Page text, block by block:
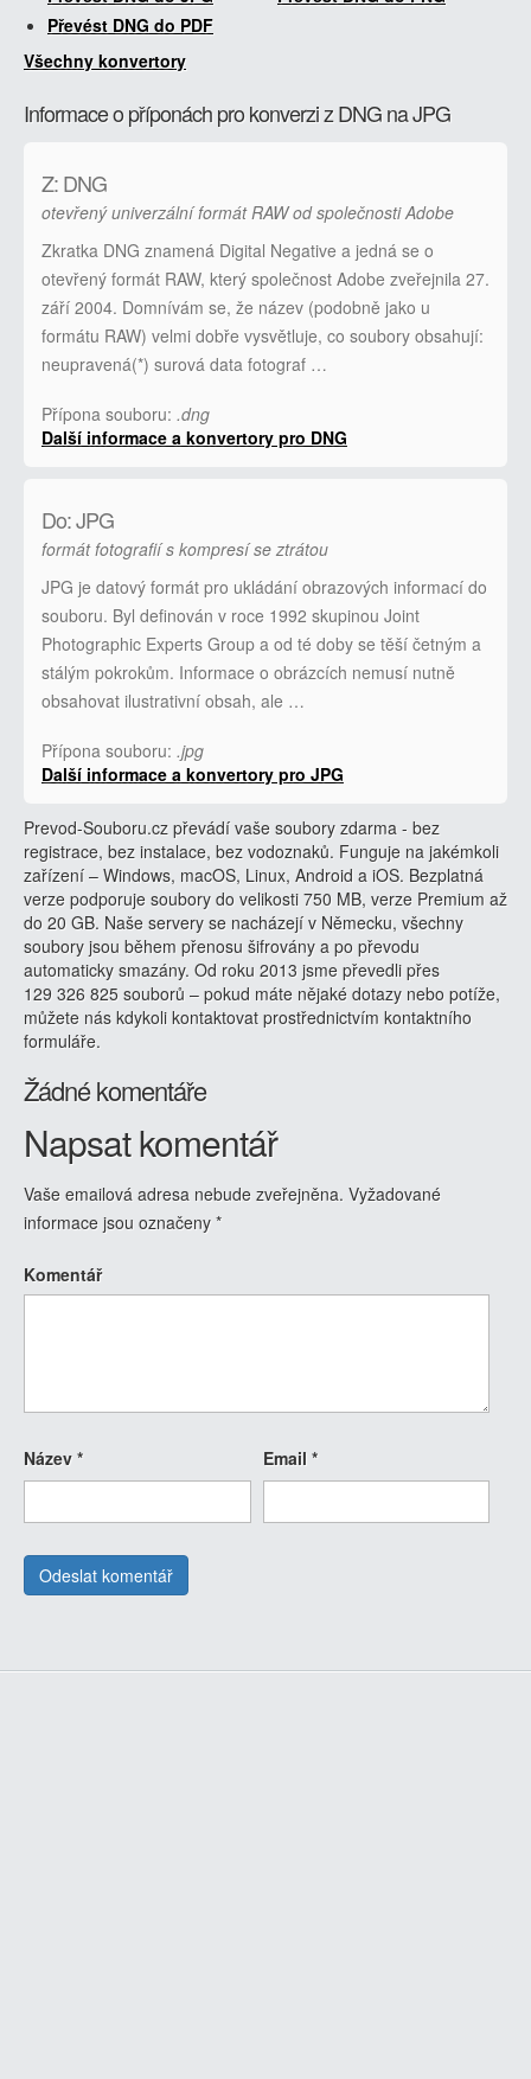
Převést DNG do PDF
Všechny konvertory
Informace o příponách pro konverzi z DNG na JPG
Z: DNG
otevřený univerzální formát RAW od společnosti Adobe
Zkratka DNG znamená Digital Negative a jedná se o
otevřený formát RAW, který společnost Adobe zveřejnila 27.
září 2004. Domnívám se, že název (podobně jako u
formátu RAW) velmi dobře vysvětluje, co soubory obsahují:
neupravená(*) surová data fotograf …
Přípona souboru: .dng
Další informace a konvertory pro DNG
Do: JPG
formát fotografií s kompresí se ztrátou
JPG je datový formát pro ukládání obrazových informací do
souboru. Byl definován v roce 1992 skupinou Joint
Photographic Experts Group a od té doby se těší četným a
stálým pokrokům. Informace o obrázcích nemusí nutně
obsahovat ilustrativní obsah, ale …
Přípona souboru: .jpg
Další informace a konvertory pro JPG
Prevod-Souboru.cz převádí vaše soubory zdarma - bez
registrace, bez instalace, bez vodoznaků. Funguje na jakémkoli
zařízení – Windows, macOS, Linux, Android a iOS. Bezplatná
verze podporuje soubory do velikosti 750 MB, verze Premium až
do 20 GB. Naše servery se nacházejí v Německu, všechny
soubory jsou během přenosu šifrovány a po převodu
automaticky smazány. Od roku 2013 jsme převedli přes
129 326 825 souborů – pokud máte nějaké dotazy nebo potíže,
můžete nás kdykoli kontaktovat prostřednictvím kontaktního
formuláře.
Žádné komentáře
Napsat komentář
Vaše emailová adresa nebude zveřejněna. Vyžadované
informace jsou označeny *
Komentář
Název * Email *